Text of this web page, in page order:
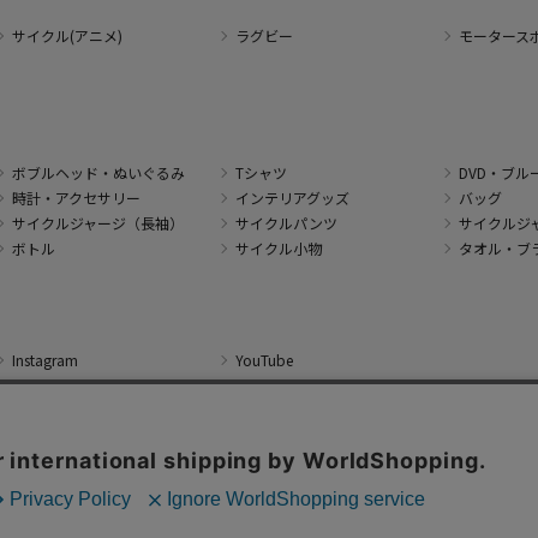
サイクル(アニメ) ラグビー モータース
ボブルヘッド・ぬいぐるみ Tシャツ
DVD・ブル
時計・アクセサリー
インテリアグッズ
バッグ
サイクルジャージ（長袖）
サイクルパンツ
サイクルジ
ボトル
サイクル小物 タオル・ブ
Instagram YouTube
J SPORTS Corporation All Rights Reserved. No reproduction or republication